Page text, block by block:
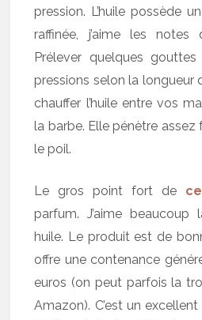
pression. L’huile possède
raffinée, j’aime les
Prélever quelques gouttes
pressions selon la longueur
chauffer l’huile entre vos
la barbe. Elle pénètre
le poil.
Le gros point fort de
parfum. J’aime
huile. Le produit est de
offre une contenance
euros (on peut parfois la
Amazon). C’est un